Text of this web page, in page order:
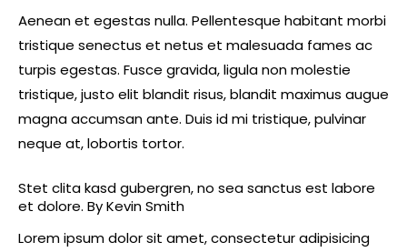
Aenean et egestas nulla. Pellentesque habitant morbi
tristique senectus et netus et malesuada fames ac
turpis egestas. Fusce gravida, ligula non molestie
tristique, justo elit blandit risus, blandit maximus augue
magna accumsan ante. Duis id mi tristique, pulvinar
neque at, lobortis tortor.
Stet clita kasd gubergren, no sea sanctus est labore
et dolore. ByKevin Smith
Lorem ipsum dolor sit amet, consectetur adipisicing